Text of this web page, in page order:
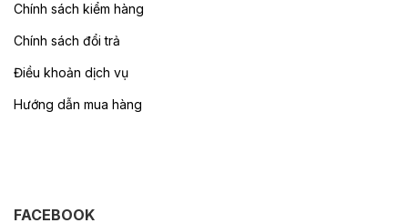
Chính sách kiểm hàng
Chính sách đổi trả
Điều khoản dịch vụ
Hướng dẫn mua hàng
FACEBOOK